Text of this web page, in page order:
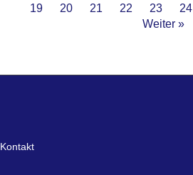
19
20 21 22 23 24
Weiter »
Kontakt